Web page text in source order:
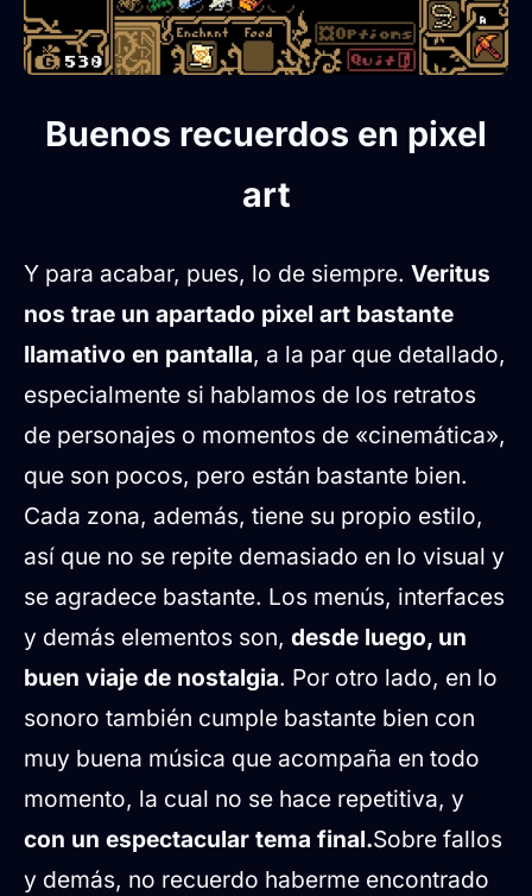
Buenos recuerdos en pixel
art
Y para acabar, pues, lo de siempre. Veritus
nos trae un apartado pixel art bastante
llamativo en pantalla, a la par que detallado,
especialmente si hablamos de los retratos
de personajes o momentos de «cinemática»,
que son pocos, pero están bastante bien.
Cada zona, además, tiene su propio estilo,
así que no se repite demasiado en lo visual y
se agradece bastante. Los menús, interfaces
y demás elementos son, desde luego, un
buen viaje de nostalgia. Por otro lado, en lo
sonoro también cumple bastante bien con
muy buena música que acompaña en todo
momento, la cual no se hace repetitiva, y
con un espectacular tema final.Sobre fallos
y demás, no recuerdo haberme encontrado